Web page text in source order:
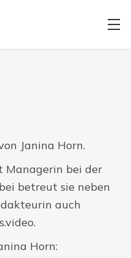
Digitale
Janina Horn.
Managerin bei der
betreut sie neben
auch
Horn: